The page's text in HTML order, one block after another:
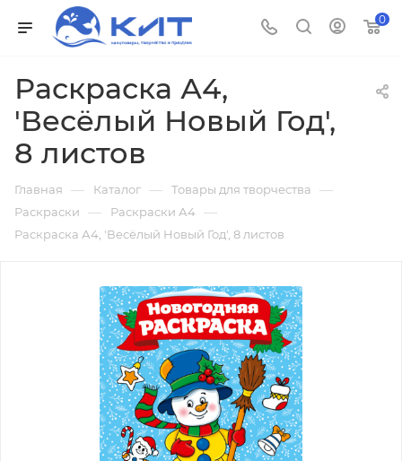
0
Раскраска А4,
'Весёлый Новый Год',
8 листов
Главная — Каталог — Товары для творчества —
Раскраски — Раскраски А4 —
Раскраска А4, 'Весёлый Новый Год', 8 листов